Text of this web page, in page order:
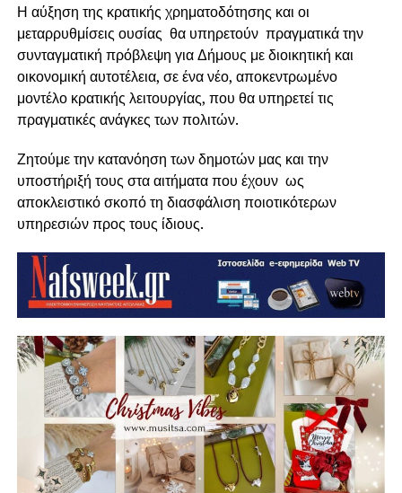
Η αύξηση της κρατικής χρηματοδότησης και οι
μεταρρυθμίσεις ουσίας θα υπηρετούν πραγματικά την
συνταγματική πρόβλεψη για Δήμους με διοικητική και
οικονομική αυτοτέλεια, σε ένα νέο, αποκεντρωμένο
μοντέλο κρατικής λειτουργίας, που θα υπηρετεί τις
πραγματικές ανάγκες των πολιτών.
Ζητούμε την κατανόηση των δημοτών μας και την
υποστήριξή τους στα αιτήματα που έχουν ως
αποκλειστικό σκοπό τη διασφάλιση ποιοτικότερων
υπηρεσιών προς τους ίδιους.